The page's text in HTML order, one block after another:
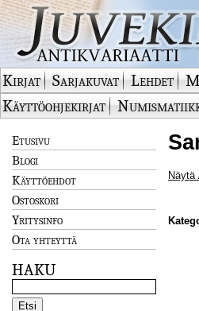
Kirjat Sarjakuvat Lehdet
Käyttöohjekirjat
Etusivu
Blogi
Käyttöehdot
Ostoskori
Yritysinfo
Ota yhteyttä
HAKU
Näytä